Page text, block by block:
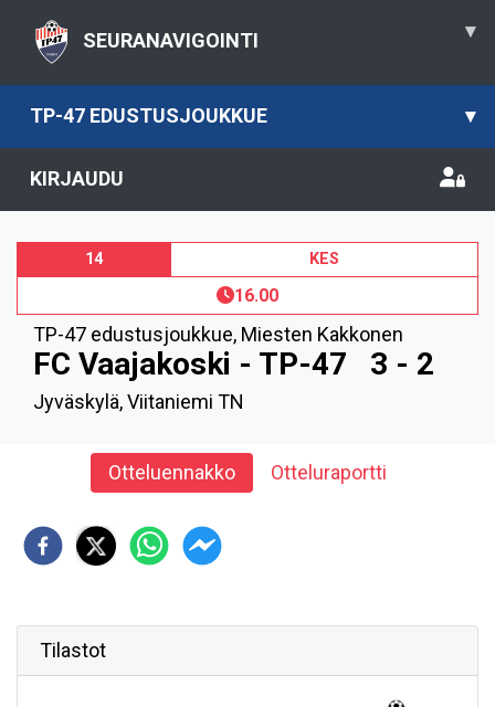
SEURANAVIGOINTI ▾
TP-47 EDUSTUSJOUKKUE ▾
KIRJAUDU
14 KES
16.00
TP-47 edustusjoukkue, Miesten Kakkonen
FC Vaajakoski - TP-47 3 - 2
Jyväskylä, Viitaniemi TN
Otteluennakko Otteluraportti
Tilastot